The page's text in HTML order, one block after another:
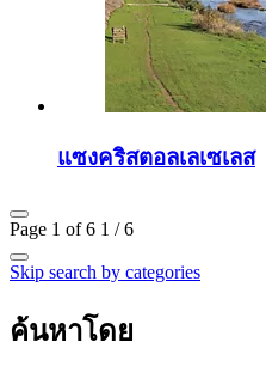
แซงคริสตอลเลเซเลส
Page 1 of 6 1 / 6
Skip search by categories
ค้นหาโดย